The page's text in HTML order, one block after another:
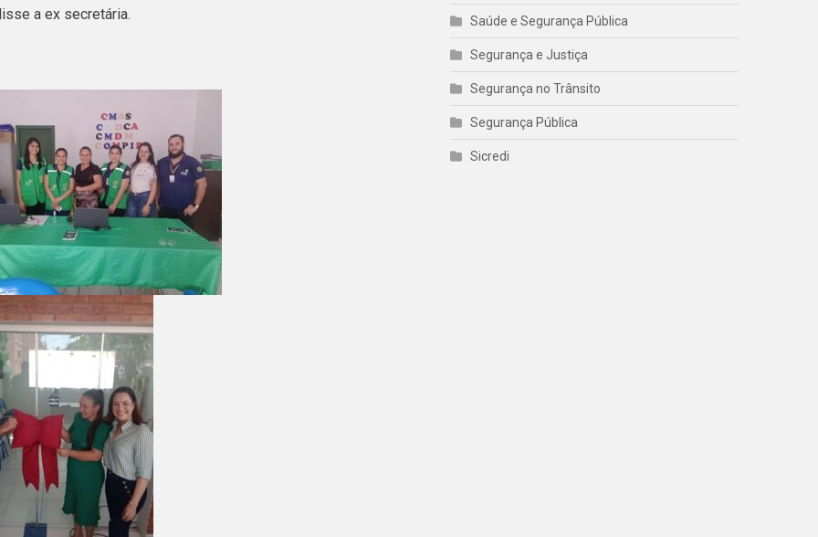
a ex secretária.
Saúde e Segurança Pública
Segurança e Justiça
Segurança no Trânsito
Segurança Pública
Sicredi